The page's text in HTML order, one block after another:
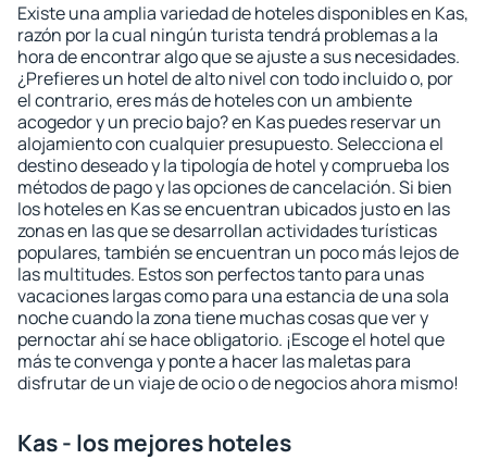
Existe una amplia variedad de hoteles disponibles en Kas,
razón por la cual ningún turista tendrá problemas a la
hora de encontrar algo que se ajuste a sus necesidades.
¿Prefieres un hotel de alto nivel con todo incluido o, por
el contrario, eres más de hoteles con un ambiente
acogedor y un precio bajo? en Kas puedes reservar un
alojamiento con cualquier presupuesto. Selecciona el
destino deseado y la tipología de hotel y comprueba los
métodos de pago y las opciones de cancelación. Si bien
los hoteles en Kas se encuentran ubicados justo en las
zonas en las que se desarrollan actividades turísticas
populares, también se encuentran un poco más lejos de
las multitudes. Estos son perfectos tanto para unas
vacaciones largas como para una estancia de una sola
noche cuando la zona tiene muchas cosas que ver y
pernoctar ahí se hace obligatorio. ¡Escoge el hotel que
más te convenga y ponte a hacer las maletas para
disfrutar de un viaje de ocio o de negocios ahora mismo!
Kas - los mejores hoteles